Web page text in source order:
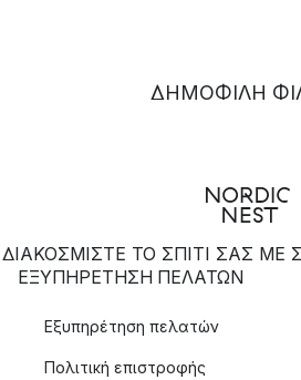
ΔΗΜΟΦΙΛΉ
ΔΙΑΚΟΣΜΙΣΤΕ ΤΟ ΣΠΙΤΙ ΣΑΣ ΜΕ
ΕΞΥΠΗΡΈΤΗΣΗ ΠΕΛΑΤΏΝ
Εξυπηρέτηση πελατών
Πολιτική επιστροφής